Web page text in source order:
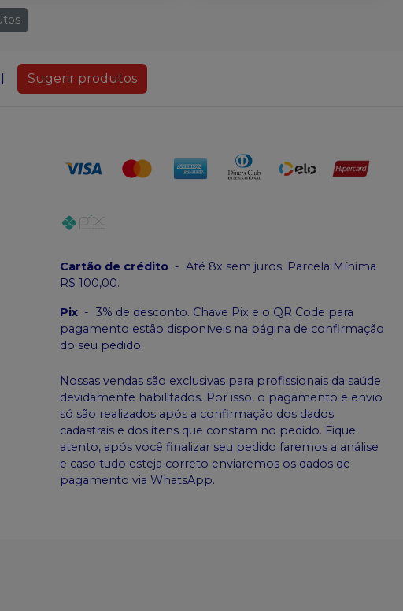
Sugerir produtos
Cartão de crédito - Até 8x sem juros. Parcela Mínima
R$ 100,00.
Pix - 3% de desconto. Chave Pix e o QR Code para
pagamento estão disponíveis na página de confirmação
do seu pedido.
Nossas vendas são exclusivas para profissionais da saúde
devidamente habilitados. Por isso, o pagamento e envio
só são realizados após a confirmação dos dados
cadastrais e dos itens que constam no pedido. Fique
atento, após você finalizar seu pedido faremos a análise
e caso tudo esteja correto enviaremos os dados de
pagamento via WhatsApp.